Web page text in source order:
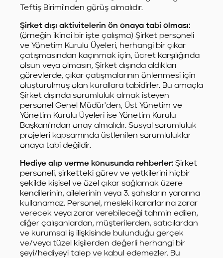
Teftiş Birimi'nden görüş almalıdır.
Şirket dışı aktivitelerin ön onaya tabi olması:
(örneğin ikinci bir işte çalışma) Şirket personeli
ve Yönetim Kurulu Üyeleri, herhangi bir çıkar
çatışmasından kaçınmak için, ücret karşılığında
olsun veya olmasın, Şirket dışında aldıkları
görevlerde, çıkar çatışmalarının önlenmesi için
oluşturulmuş olan kurallara tabidirler. Bu amaçla
Şirket dışında sorumluluk almak isteyen
personel Genel Müdür'den, Üst Yönetim ve
Yönetim Kurulu Üyeleri ise Yönetim Kurulu
Başkanı'ndan onay almalıdır. Sosyal sorumluluk
projeleri kapsamında üstlenilen sorumluluklar
onaya tabi değildir.
Hediye alıp verme konusunda rehberler: Şirket
personeli, şirketteki görev ve yetkilerini hiçbir
şekilde kişisel ve özel çıkar sağlamak üzere
kendilerinin, ailelerinin veya 3. şahısların yararına
kullanamaz. Personel, mesleki kararlarına zarar
verecek veya zarar verebileceği tahmin edilen,
diğer çalışanlardan, müşterilerden, satıcılardan
ve kurumsal iş ilişkisinde bulunduğu gerçek
ve/veya tüzel kişilerden değerli herhangi bir
şeyi/hediyeyi talep ve kabul edemezler. Bu